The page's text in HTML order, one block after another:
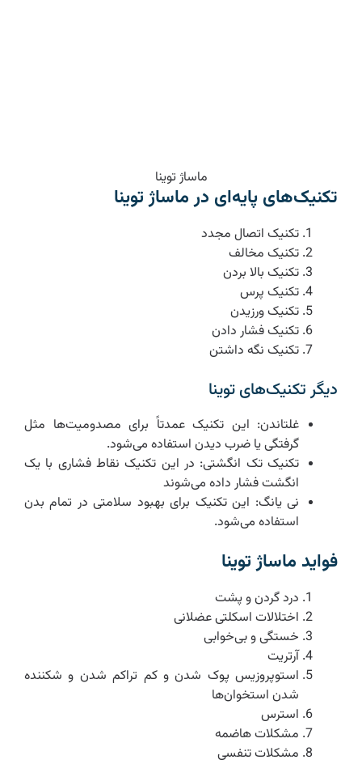
ماساژ توینا
تکنیک‌های پایه‌ای در ماساژ توینا
تکنیک اتصال مجدد
تکنیک مخالف
تکنیک بالا بردن
تکنیک پرس
تکنیک ورزیدن
تکنیک فشار دادن
تکنیک نگه داشتن
دیگر تکنیک‌های توینا
غلتاندن: این تکنیک عمدتاً برای مصدومیت‌ها مثل
گرفتگی یا ضرب دیدن استفاده می‌شود.
تکنیک تک انگشتی: در این تکنیک نقاط فشاری با یک
انگشت فشار داده می‌شوند
نی یانگ: این تکنیک برای بهبود سلامتی در تمام بدن
استفاده می‌شود.
فواید ماساژ توینا
درد گردن و پشت
اختلالات اسکلتی عضلانی
خستگی و بی‌خوابی
آرتریت
استوپروزیس پوک شدن و کم تراکم شدن و شکننده
شدن استخوان‌ها
استرس
مشکلات هاضمه
مشکلات تنفسی